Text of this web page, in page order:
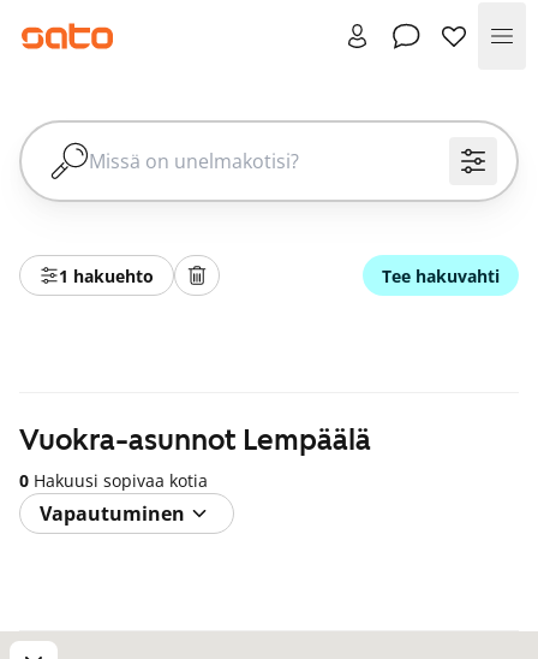
1 hakuehto Tee hakuvahti
Vuokra-asunnot Lempäälä
0 Hakuusi sopivaa kotia
Vapautuminen